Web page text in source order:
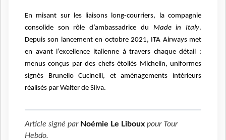
En misant sur les liaisons long-courriers, la compagnie
consolide son rôle d’ambassadrice du Made in Italy.
Depuis son lancement en octobre 2021, ITA Airways met
en avant l’excellence italienne à travers chaque détail :
menus conçus par des chefs étoilés Michelin, uniformes
signés Brunello Cucinelli, et aménagements intérieurs
réalisés par Walter de Silva.
Article signé par Noémie Le Liboux pour Tour
Hebdo.